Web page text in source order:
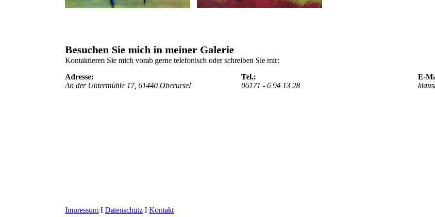
Besuchen Sie mich in meiner Galerie
Kontaktieren Sie mich vorab gerne telefonisch oder schreiben Sie mir:
Adresse:
An der Untermühle 17, 61440 Oberursel
Tel.:
06171 - 6 94 13 28
E-
Impressum IDatenschutz IKontakt